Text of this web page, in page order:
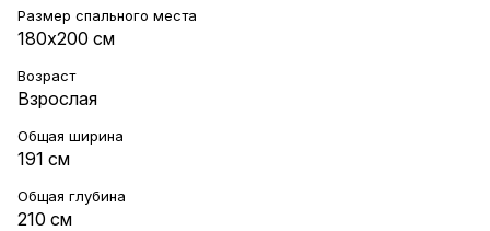
Размер спального места
180х200 см
Возраст
Взрослая
Общая ширина
191 см
Общая глубина
210 см